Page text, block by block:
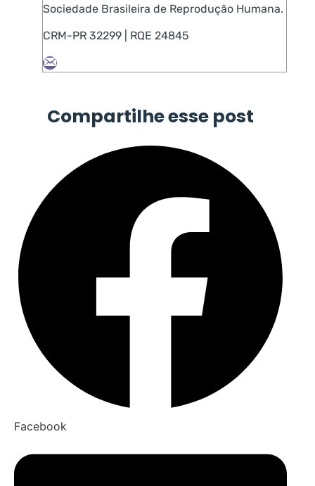
Sociedade Brasileira de Reprodução Humana.
CRM-PR 32299 | RQE 24845
Compartilhe esse post
Facebook